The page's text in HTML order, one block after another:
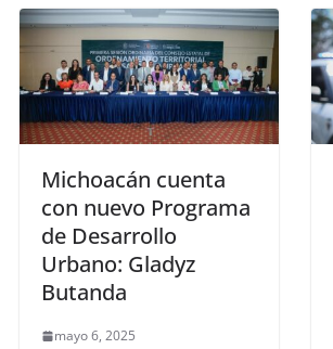
Michoacán cuenta
con nuevo Programa
de Desarrollo
Urbano: Gladyz
Butanda
mayo 6, 2025